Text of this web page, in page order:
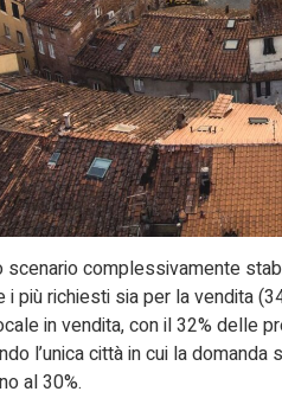
scenario complessivamente
più richiesti sia per la vendita
in vendita, con il 32% delle
l’unica città in cui la
al 30%.